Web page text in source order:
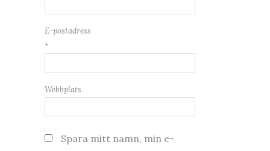
E-postadress
*
Webbplats
Spara mitt namn, min e-